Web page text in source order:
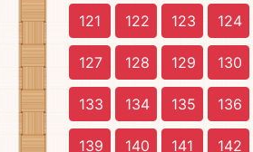
121 122 123 124
127 128 129 130
133 134 135 136
139 140 141 142